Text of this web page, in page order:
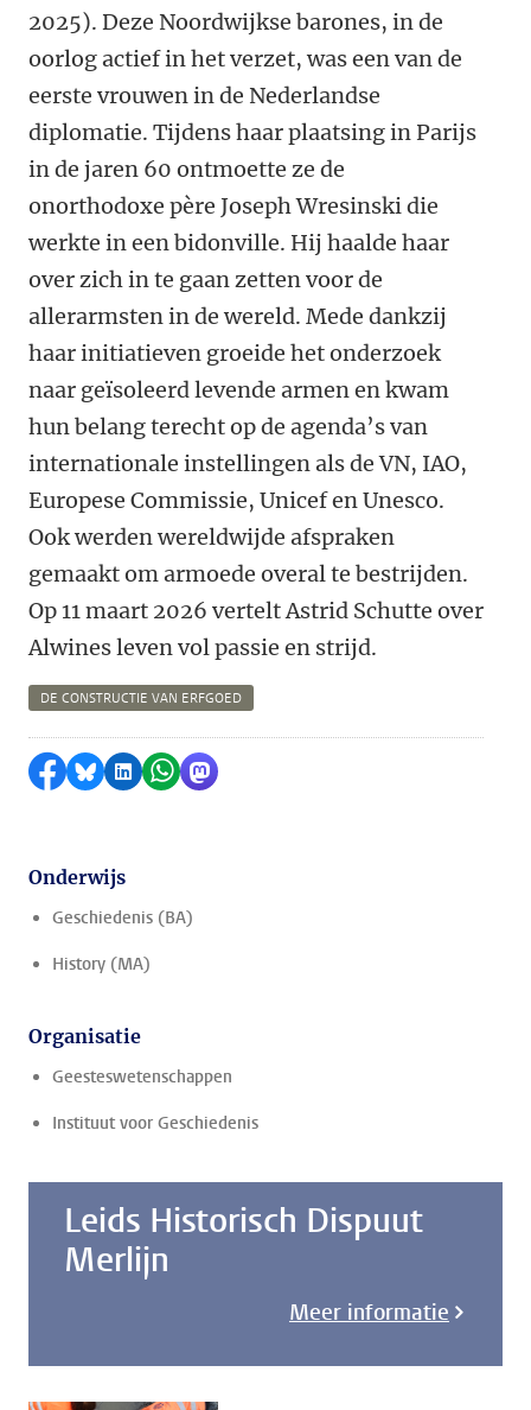
2025). Deze Noordwijkse barones, in de
oorlog actief in het verzet, was een van de
eerste vrouwen in de Nederlandse
diplomatie. Tijdens haar plaatsing in Parijs
in de jaren 60 ontmoette ze de
onorthodoxe père Joseph Wresinski die
werkte in een bidonville. Hij haalde haar
over zich in te gaan zetten voor de
allerarmsten in de wereld. Mede dankzij
haar initiatieven groeide het onderzoek
naar geïsoleerd levende armen en kwam
hun belang terecht op de agenda’s van
internationale instellingen als de VN, IAO,
Europese Commissie, Unicef en Unesco.
Ook werden wereldwijde afspraken
gemaakt om armoede overal te bestrijden.
Op 11 maart 2026 vertelt Astrid Schutte over
Alwines leven vol passie en strijd.
DE CONSTRUCTIE VAN ERFGOED
Delen op Facebook
Delen via Bluesky
Delen op LinkedIn
Delen via WhatsApp
Delen via Mastodon
Onderwijs
Geschiedenis (BA)
History (MA)
Organisatie
Geesteswetenschappen
Instituut voor Geschiedenis
Leids Historisch Dispuut
Merlijn
Meer informatie